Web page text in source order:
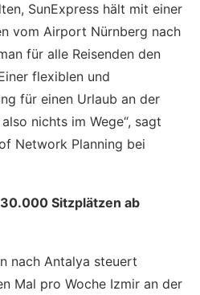
SunExpress hält mit einer
vom Airport Nürnberg nach
für alle Reisenden den
flexiblen und
für einen Urlaub an der
nichts im Wege“, sagt
Network Planning bei
Sitzplätzen ab
nach Antalya steuert
Mal pro Woche Izmir an der